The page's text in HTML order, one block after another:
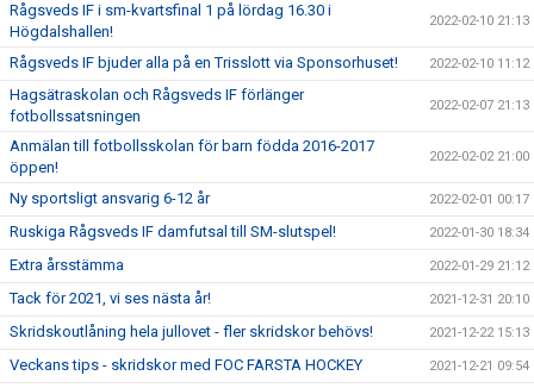
Rågsveds IF i sm-kvartsfinal 1 på lördag 16.30 i
Högdalshallen!
2022-02-10 21:13
Rågsveds IF bjuder alla på en Trisslott via Sponsorhuset! 2022-02-10 11:12
Hagsätraskolan och Rågsveds IF förlänger
fotbollssatsningen
2022-02-07 21:13
Anmälan till fotbollsskolan för barn födda 2016-2017
öppen!
2022-02-02 21:00
Ny sportsligt ansvarig 6-12 år 2022-02-01 00:17
Ruskiga Rågsveds IF damfutsal till SM-slutspel! 2022-01-30 18:34
Extra årsstämma 2022-01-29 21:12
Tack för 2021, vi ses nästa år! 2021-12-31 20:10
Skridskoutlåning hela jullovet - fler skridskor behövs! 2021-12-22 15:13
Veckans tips - skridskor med FOC FARSTA HOCKEY 2021-12-21 09:54